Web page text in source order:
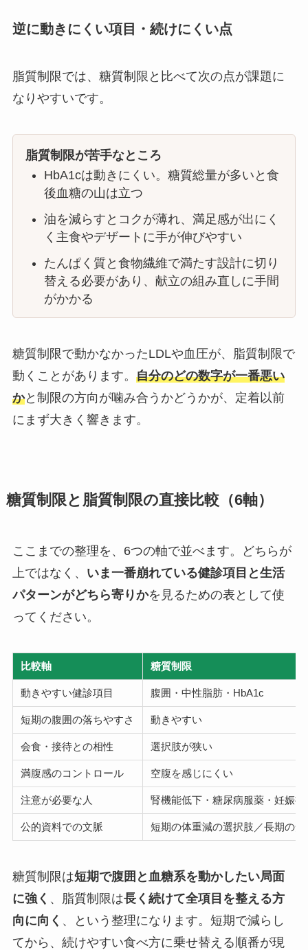
逆に動きにくい項目・続けにくい点
脂質制限では、糖質制限と比べて次の点が課題に
なりやすいです。
脂質制限が苦手なところ
HbA1cは動きにくい。糖質総量が多いと食
後血糖の山は立つ
油を減らすとコクが薄れ、満足感が出にく
く主食やデザートに手が伸びやすい
たんぱく質と食物繊維で満たす設計に切り
替える必要があり、献立の組み直しに手間
がかかる
糖質制限で動かなかったLDLや血圧が、脂質制限で
動くことがあります。 自分のどの数字が一番悪い
かと制限の方向が噛み合うかどうかが、定着以前
にまず大きく響きます。
糖質制限と脂質制限の直接比較（6軸）
ここまでの整理を、6つの軸で並べます。どちらが
上ではなく、 いま一番崩れている健診項目と生活
パターンがどちら寄りかを見るための表として使
ってください。
比較軸 糖質制限
動きやすい健診項目 腹囲・中性脂肪・HbA1c
短期の腹囲の落ちやすさ 動きやすい
会食・接待との相性 選択肢が狭い
満腹感のコントロール 空腹を感じにくい
注意が必要な人 腎機能低下・糖尿病服薬・妊娠
公的資料での文脈 短期の体重減の選択肢／長期の
糖質制限は短期で腹囲と血糖系を動かしたい局面
に強く 、脂質制限は長く続けて全項目を整える方
向に向く 、という整理になります。短期で減らし
てから、続けやすい食べ方に乗せ替える順番が現